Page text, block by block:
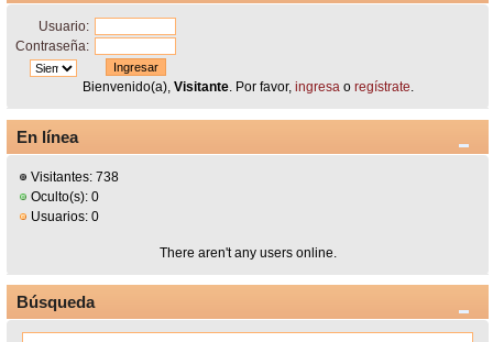
Usuario:
Contraseña:
Bienvenido(a), Visitante. Por favor, ingresa o regístrate
En línea
Visitantes: 738
Oculto(s): 0
Usuarios: 0
There aren't any users online.
Búsqueda